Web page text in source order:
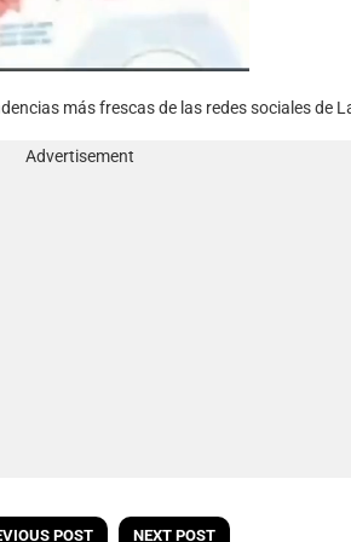
más frescas de las redes sociales de
Advertisement
POST NEXT POST